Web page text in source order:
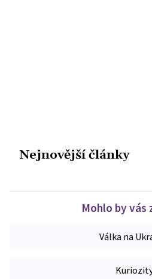
Nejnovější články
Mohlo by vás
Válka na